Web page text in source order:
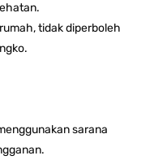
tidak diperboleh
sarana